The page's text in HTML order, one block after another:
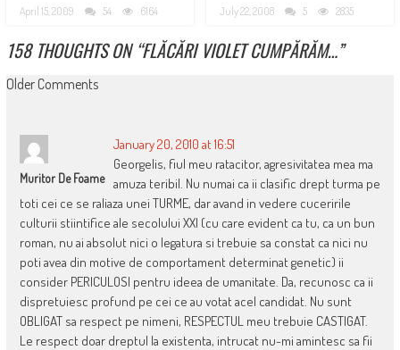
April 15, 2009 54 6164 July 22, 2008 5 2835
158 THOUGHTS ON “FLĂCĂRI VIOLET CUMPĂRĂM…”
COMMENT
Older Comments
Muritor De Foame
January 20, 2010 at 16:51
Georgelis, fiul meu ratacitor, agresivitatea mea ma
amuza teribil. Nu numai ca ii clasific drept turma pe
toti cei ce se raliaza unei TURME, dar avand in vedere cuceririle
culturii stiintifice ale secolului XXI (cu care evident ca tu, ca un bun
roman, nu ai absolut nici o legatura si trebuie sa constat ca nici nu
poti avea din motive de comportament determinat genetic) ii
consider PERICULOSI pentru ideea de umanitate. Da, recunosc ca ii
dispretuiesc profund pe cei ce au votat acel candidat. Nu sunt
OBLIGAT sa respect pe nimeni, RESPECTUL meu trebuie CASTIGAT.
Le respect doar dreptul la existenta, intrucat nu-mi amintesc sa fii